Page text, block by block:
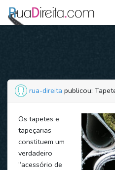
rua-direita publicou:
Os tapetes e
tapeçarias
constituem um
verdadeiro
“acessório de